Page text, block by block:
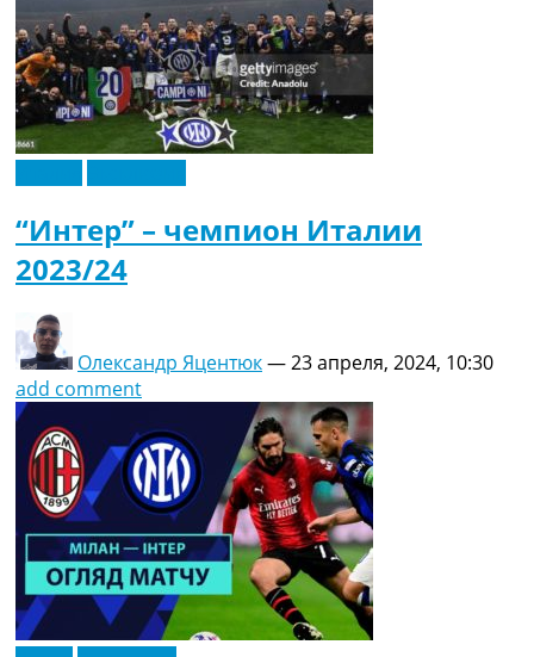
“Интер” – чемпион Италии
2023/24
Олександр Яцентюк—23 апреля, 2024, 10:30
add comment